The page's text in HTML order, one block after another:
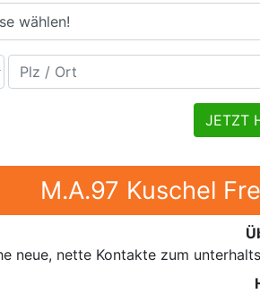
wählen!
Plz / Ort
M.A.97 Kuschel
neue, nette Kontakte zum